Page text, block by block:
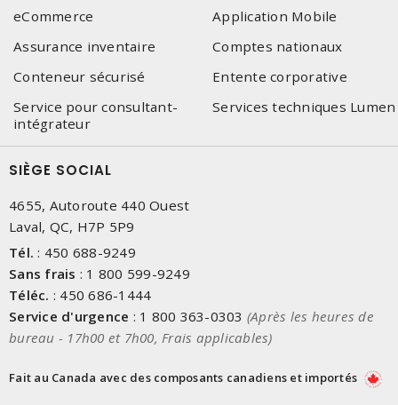
eCommerce
Application Mobile
Assurance inventaire
Comptes nationaux
Conteneur sécurisé
Entente corporative
Service pour consultant-
intégrateur
Services techniques Lumen
SIÈGE SOCIAL
4655, Autoroute 440 Ouest
Laval, QC, H7P 5P9
Tél. : 450 688-9249
Sans frais : 1 800 599-9249
Téléc. : 450 686-1444
Service d'urgence : 1 800 363-0303 (Après les heures de
bureau - 17h00 et 7h00, Frais applicables)
Fait au Canada avec des composants canadiens et importés